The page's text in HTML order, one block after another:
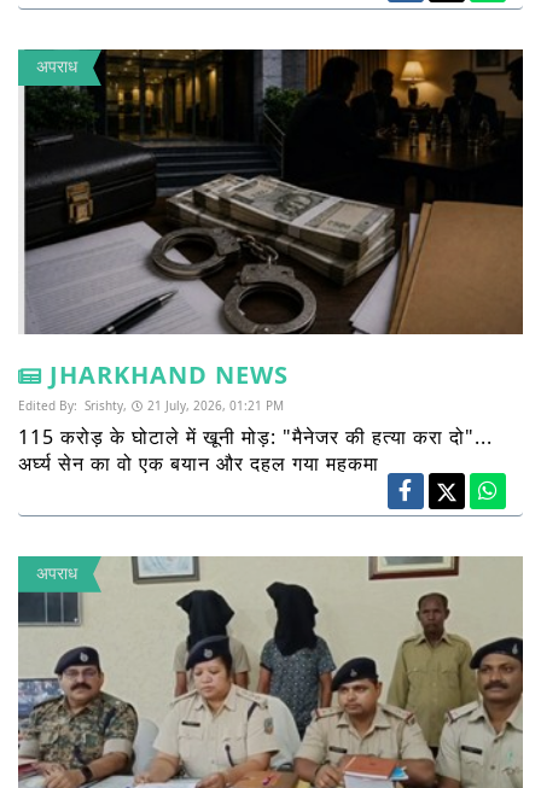
अपराध
JHARKHAND NEWS
Edited By: Srishty, 21 July, 2026, 01:21 PM
115 करोड़ के घोटाले में खूनी मोड़: "मैनेजर की हत्या करा दो"...
अर्घ्य सेन का वो एक बयान और दहल गया महकमा
अपराध